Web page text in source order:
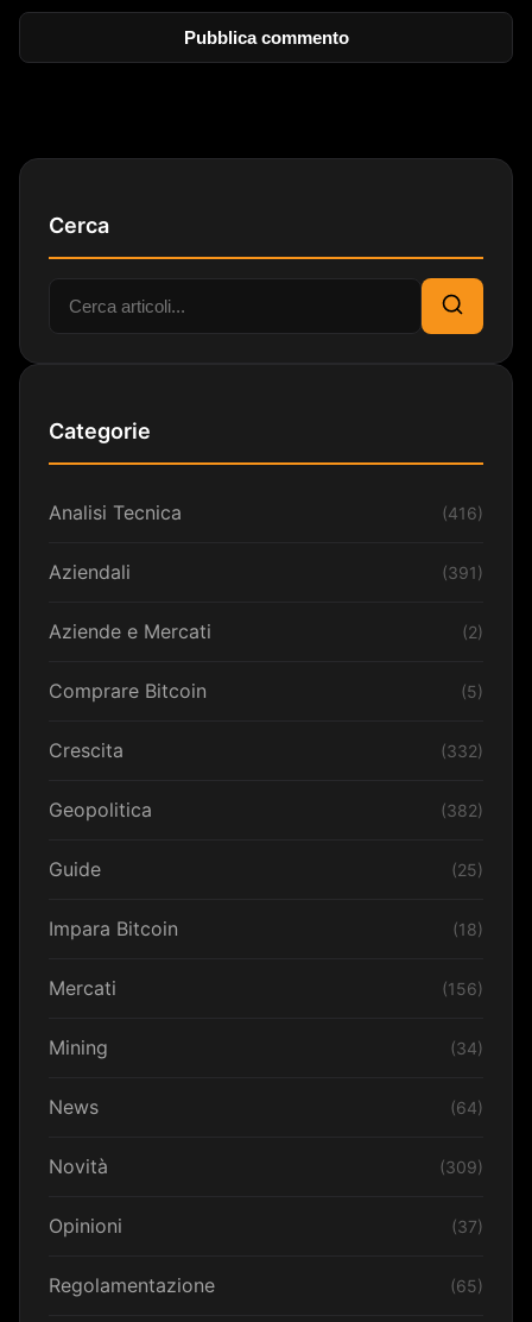
Cerca
Cerca:
Cerca
Categorie
Analisi Tecnica (416)
Aziendali (391)
Aziende e Mercati (2)
Comprare Bitcoin (5)
Crescita (332)
Geopolitica (382)
Guide (25)
Impara Bitcoin (18)
Mercati (156)
Mining (34)
News (64)
Novità (309)
Opinioni (37)
Regolamentazione (65)